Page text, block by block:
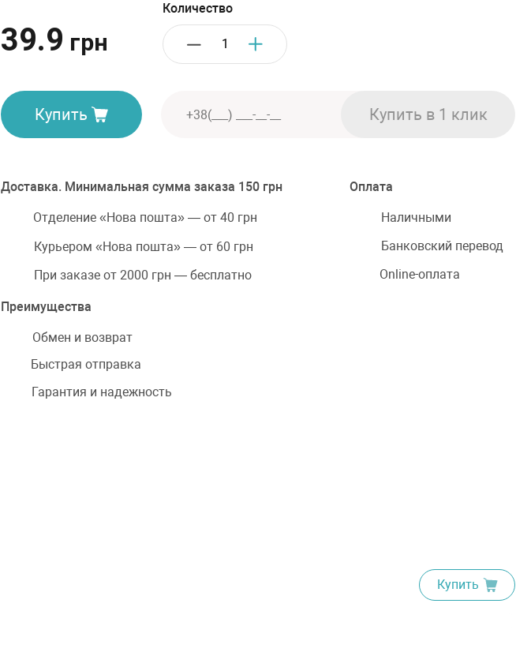
39.9 грн
Количество
Купить
Доставка. Минимальная сумма заказа 150 грн
Отделение «Нова пошта» — от 40 грн
Курьером «Нова пошта» — от 60 грн
При заказе от 2000 грн — бесплатно
Оплата
Наличными
Банковский перевод
Online-оплата
Преимущества
Обмен и возврат
Быстрая отправка
Гарантия и надежность
Купить